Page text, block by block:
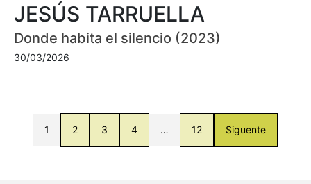
JESÚS TARRUELLA
Donde habita el silencio (2023)
30/03/2026
1 2 3 4 … 12 Siguente